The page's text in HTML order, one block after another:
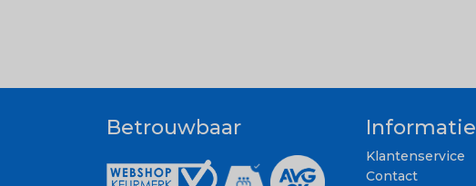
Betrouwbaar Informatie
Klantenservice
Contact